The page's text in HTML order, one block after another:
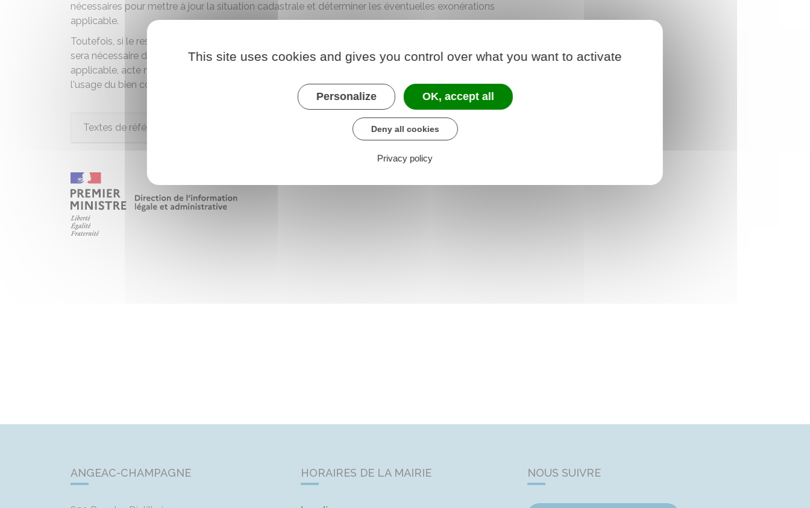
nécessaires pour mettre à jour la situation cadastrale et déterminer les éventuelles exonérations
applicable.
Toutefois, si le responsable de l'association reçoit un avis de taxe et qu'elle n'a pas été exonéré, il
sera nécessaire d'envoyer les justificatifs (attestation de reconnaissance d'utilité publique s'il est
applicable, acte notarié précisant l'affectation du bien, toute autre document démontrant que
l'usage du bien correspond aux critères d'exonération) aux impôts.
Textes de référence
ANGEAC-CHAMPAGNE HORAIRES DE LA MAIRIE NOUS SUIVRE
This site uses cookies and gives you control over what you want to activate
Personalize OK, accept all
Deny all cookies
Privacy policy